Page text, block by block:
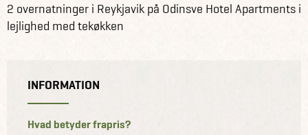
2 overnatninger i Reykjavik på Odinsve Hotel Apartments i
lejlighed med tekøkken
INFORMATION
Hvad betyder frapris?